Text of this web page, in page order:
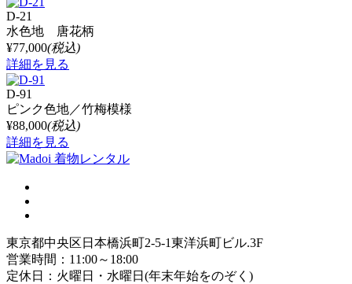
D-21
水色地 唐花柄
¥77,000(税込)
詳細を見る
D-91
ピンク色地／竹梅模様
¥88,000(税込)
詳細を見る
東京都中央区日本橋浜町2-5-1東洋浜町ビル.3F
営業時間：11:00～18:00
定休日：火曜日・水曜日(年末年始をのぞく)